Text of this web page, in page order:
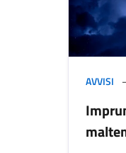
AVVISI